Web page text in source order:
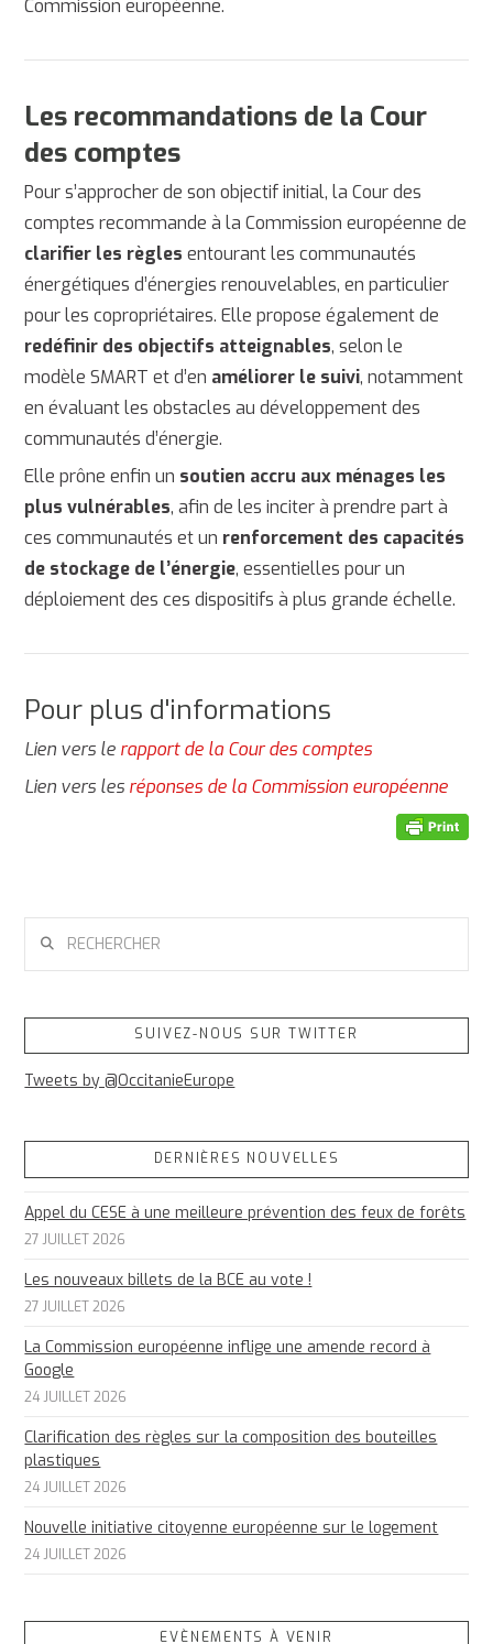
Commission européenne.
Les recommandations de la Cour
des comptes
Pour s’approcher de son objectif initial, la Cour des
comptes recommande à la Commission européenne de
clarifier les règles entourant les communautés
énergétiques d’énergies renouvelables, en particulier
pour les copropriétaires. Elle propose également de
redéfinir des objectifs atteignables, selon le
modèle SMART et d’en améliorer le suivi, notamment
en évaluant les obstacles au développement des
communautés d’énergie.
Elle prône enfin un soutien accru aux ménages les
plus vulnérables, afin de les inciter à prendre part à
ces communautés et un renforcement des capacités
de stockage de l’énergie, essentielles pour un
déploiement des ces dispositifs à plus grande échelle.
Pour plus d'informations
Lien vers le rapport de la Cour des comptes
Lien vers les réponses de la Commission européenne
SUIVEZ-NOUS SUR TWITTER
Tweets by @OccitanieEurope
DERNIÈRES NOUVELLES
Appel du CESE à une meilleure prévention des feux de forêts
27 JUILLET 2026
Les nouveaux billets de la BCE au vote !
27 JUILLET 2026
La Commission européenne inflige une amende record à
Google
24 JUILLET 2026
Clarification des règles sur la composition des bouteilles
plastiques
24 JUILLET 2026
Nouvelle initiative citoyenne européenne sur le logement
24 JUILLET 2026
EVÈNEMENTS À VENIR